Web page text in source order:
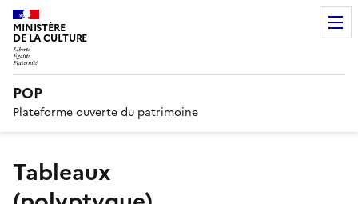
MINISTÈRE
DE LA CULTURE
POP
Plateforme ouverte du patrimoine
tableaux